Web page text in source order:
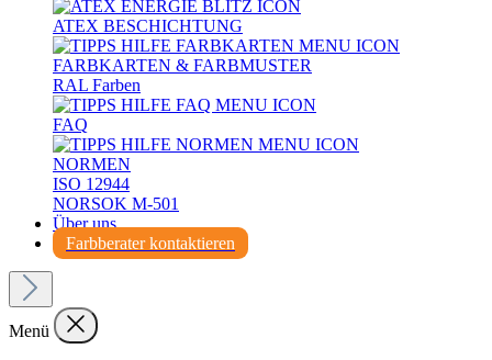
ATEX BESCHICHTUNG
FARBKARTEN & FARBMUSTER
RAL Farben
FAQ
NORMEN
ISO 12944
NORSOK M-501
Über uns
Farbberater kontaktieren
Menü